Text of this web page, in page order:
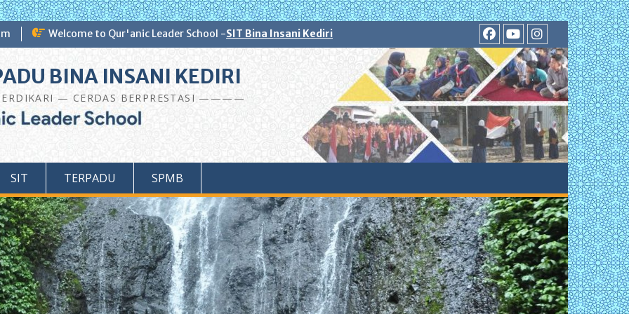
Welcome to Qur'anic Leader School -SIT Bina Insani Kediri
facebookyoutubeinstagram
BINA INSANI KEDIRI
— CERDAS BERPRESTASI ————
SIT TERPADU SPMB